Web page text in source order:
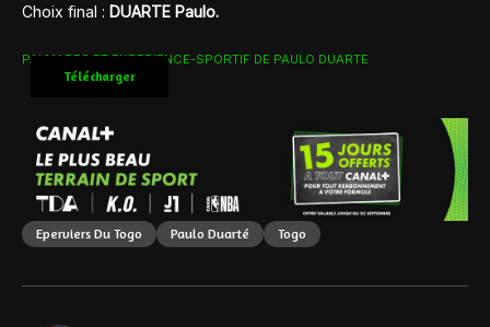
Choix final : DUARTE Paulo.
PALMARES ET EXPERIENCE-SPORTIF DE PAULO DUARTE
Télécharger
Eperviers Du Togo Paulo Duarté Togo